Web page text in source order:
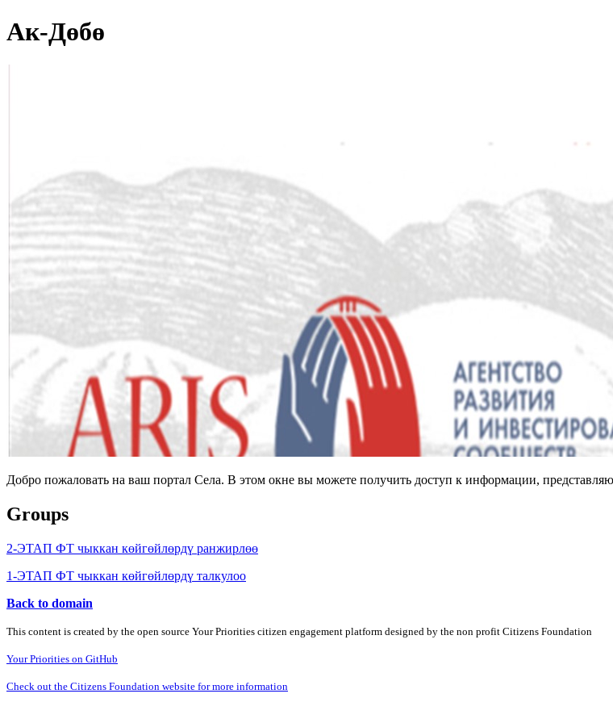
Ак-Дөбө
Добро пожаловать на ваш портал Села. В этом окне вы можете получить доступ к информации,
Groups
2-ЭТАП ФТ чыккан көйгөйлөрдү ранжирлөө
1-ЭТАП ФТ чыккан көйгөйлөрдү талкулоо
Back to domain
This content is created by the open source Your Priorities citizen engagement platform designed by the non profit Citizens Foundation
Your Priorities on GitHub
Check out the Citizens Foundation website for more information